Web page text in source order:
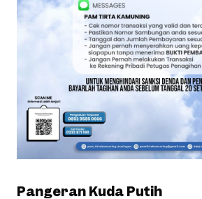
Pangeran Kuda Putih